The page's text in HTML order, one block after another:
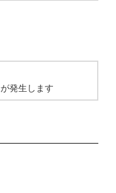
発生します